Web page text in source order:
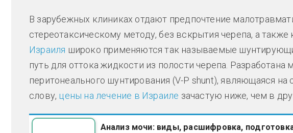
В зарубежных клиниках отдают предпочтение
стереотаксическому методу, без вскрытия черепа, а также
Израиля широко применяются так называемые
путь для оттока жидкости из полости черепа. Разработана
перитонеального шунтирования (V-P shunt), являющаяся
слову, цены на лечение в Израиле зачастую ниже, чем в
Анализ мочи: виды, расшифровка,